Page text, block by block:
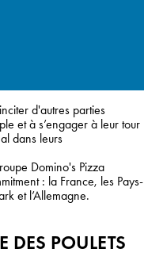
d'autres parties
et à s’engager à leur tour
dans leurs
Domino's Pizza
: la France, les Pays-
et l’Allemagne.
DES POULETS